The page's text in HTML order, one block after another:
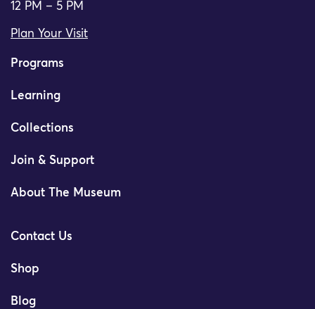
12 PM – 5 PM
Plan Your Visit
Programs
Learning
Collections
Join & Support
About The Museum
Contact Us
Shop
Blog